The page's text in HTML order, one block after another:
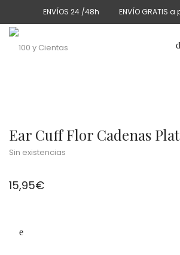
ENVÍOS 24 /48h ENVÍO GRATIS
Ear Cuff Flor Cadenas
Sin existencias
15,95€